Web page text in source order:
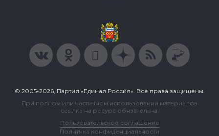
© 2005-2026, Партия «Единая Россия». Все права защищены.
При полном или частичном использовании материалов
ссылка на ресурс обязательна.
Пользовательское соглашение
Политика конфиденциальности